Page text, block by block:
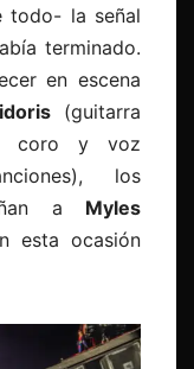
todo- la señal
terminado.
en escena
(guitarra
coro y voz
los
a Myles
esta ocasión